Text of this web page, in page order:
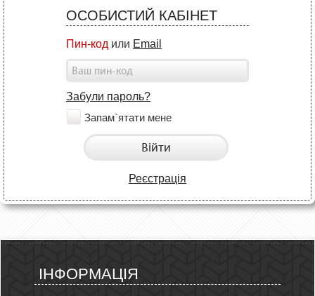
ОСОБИСТИЙ КАБІНЕТ
Пин-код или Email
Забули пароль?
Запам`ятати мене
Війти
Реєстрація
ІНФОРМАЦІЯ